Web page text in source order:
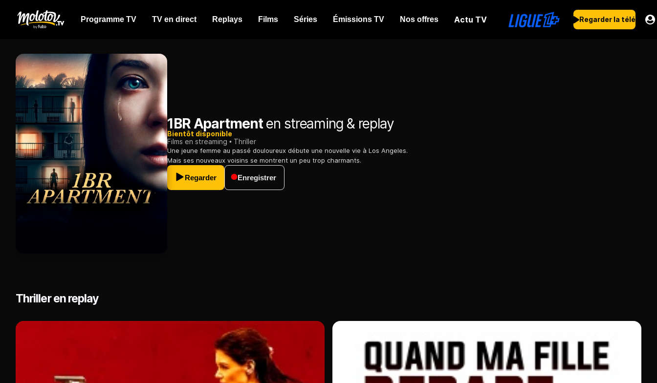
Programme TV TV en direct Replays Films Séries Émissions TV Nos offres Actu TV Regarder la télé
1BR Apartmenten streaming & replay
Bientôt disponible
Films en streaming
Thriller
Une jeune femme au passé douloureux débute une nouvelle vie à Los Angeles.
Mais ses nouveaux voisins se montrent un peu trop charmants.
Regarder Enregistrer
Thriller en replay